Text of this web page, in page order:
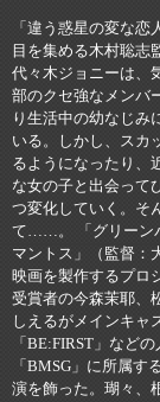
「違う惑星の変な
目を集める木村聡志
代々木ジョニーは、
部のクセ強なメンバ
り生活中の幼なじみ
いる。しかし、スカ
るようになったり、
な女の子と出会って
つ変化していく。そ
て……。 「グリーン
マントス」（監督：
映画を製作するプロ
受賞者の今森茉耶、
しえるがメインキャ
「BE:FIRST」など
「BMSG」に所属
演を飾った。瑚々、